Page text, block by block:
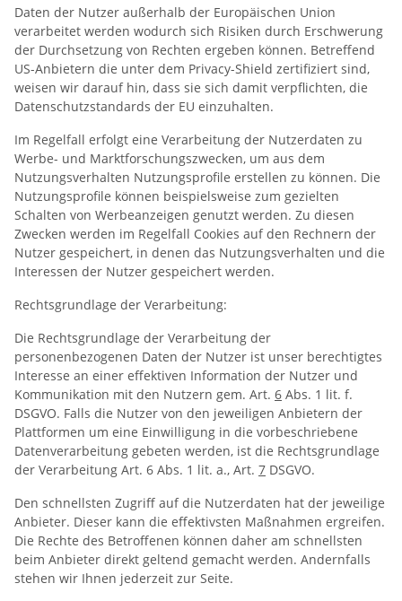
Daten der Nutzer außerhalb der Europäischen Union
verarbeitet werden wodurch sich Risiken durch Erschwerung
der Durchsetzung von Rechten ergeben können. Betreffend
US-Anbietern die unter dem Privacy-Shield zertifiziert sind,
weisen wir darauf hin, dass sie sich damit verpflichten, die
Datenschutzstandards der EU einzuhalten.
Im Regelfall erfolgt eine Verarbeitung der Nutzerdaten zu
Werbe- und Marktforschungszwecken, um aus dem
Nutzungsverhalten Nutzungsprofile erstellen zu können. Die
Nutzungsprofile können beispielsweise zum gezielten
Schalten von Werbeanzeigen genutzt werden. Zu diesen
Zwecken werden im Regelfall Cookies auf den Rechnern der
Nutzer gespeichert, in denen das Nutzungsverhalten und die
Interessen der Nutzer gespeichert werden.
Rechtsgrundlage der Verarbeitung:
Die Rechtsgrundlage der Verarbeitung der
personenbezogenen Daten der Nutzer ist unser berechtigtes
Interesse an einer effektiven Information der Nutzer und
Kommunikation mit den Nutzern gem. Art. 6 Abs. 1 lit. f.
DSGVO. Falls die Nutzer von den jeweiligen Anbietern der
Plattformen um eine Einwilligung in die vorbeschriebene
Datenverarbeitung gebeten werden, ist die Rechtsgrundlage
der Verarbeitung Art. 6 Abs. 1 lit. a., Art. 7 DSGVO.
Den schnellsten Zugriff auf die Nutzerdaten hat der jeweilige
Anbieter. Dieser kann die effektivsten Maßnahmen ergreifen.
Die Rechte des Betroffenen können daher am schnellsten
beim Anbieter direkt geltend gemacht werden. Andernfalls
stehen wir Ihnen jederzeit zur Seite.